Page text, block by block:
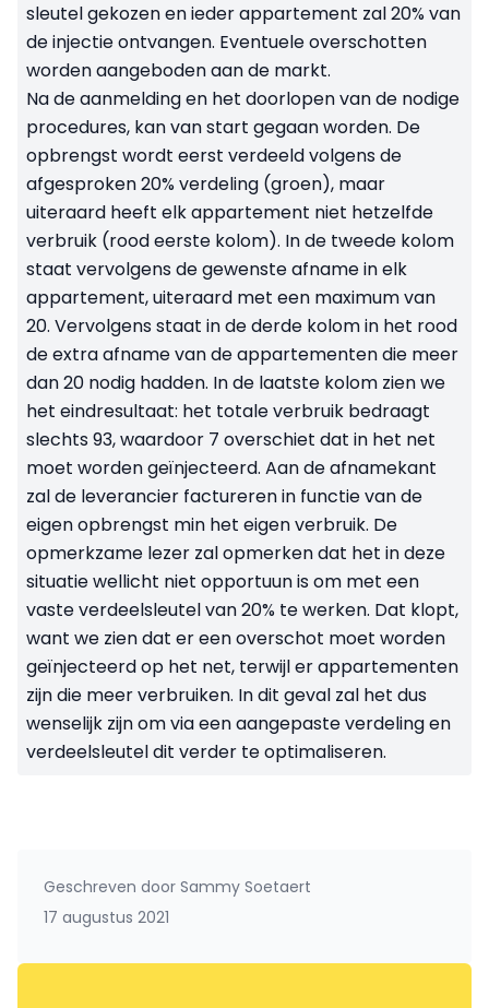
sleutel gekozen en ieder appartement zal 20% van
de injectie ontvangen. Eventuele overschotten
worden aangeboden aan de markt.
Na de aanmelding en het doorlopen van de nodige
procedures, kan van start gegaan worden. De
opbrengst wordt eerst verdeeld volgens de
afgesproken 20% verdeling (groen), maar
uiteraard heeft elk appartement niet hetzelfde
verbruik (rood eerste kolom). In de tweede kolom
staat vervolgens de gewenste afname in elk
appartement, uiteraard met een maximum van
20. Vervolgens staat in de derde kolom in het rood
de extra afname van de appartementen die meer
dan 20 nodig hadden. In de laatste kolom zien we
het eindresultaat: het totale verbruik bedraagt
slechts 93, waardoor 7 overschiet dat in het net
moet worden geïnjecteerd. Aan de afnamekant
zal de leverancier factureren in functie van de
eigen opbrengst min het eigen verbruik. De
opmerkzame lezer zal opmerken dat het in deze
situatie wellicht niet opportuun is om met een
vaste verdeelsleutel van 20% te werken. Dat klopt,
want we zien dat er een overschot moet worden
geïnjecteerd op het net, terwijl er appartementen
zijn die meer verbruiken. In dit geval zal het dus
wenselijk zijn om via een aangepaste verdeling en
verdeelsleutel dit verder te optimaliseren.
Geschreven door Sammy Soetaert
17 augustus 2021